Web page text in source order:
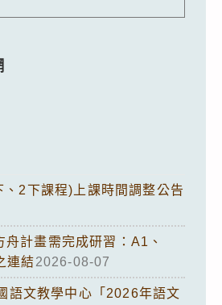
2下課程)上課時間調整公告
計畫需完成研習：A1、
連結2026-08-07
語文教學中心「2026年語文